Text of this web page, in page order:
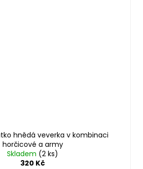
hnědá veverka v kombinaci
horčicové a army
Skladem (2 ks)
320 Kč